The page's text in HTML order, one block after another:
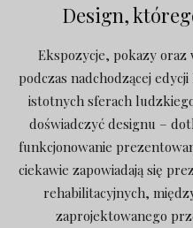
Design,
Ekspozycje, pokazy
podczas nadchodzącej
istotnych sferach
doświadczyć designu –
funkcjonowanie
ciekawie zapowiadają się
rehabilitacyjnych,
zaprojektowanego